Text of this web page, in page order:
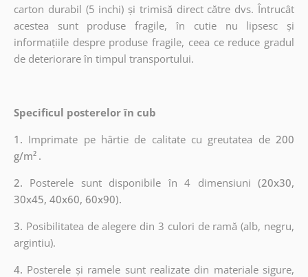
carton durabil (5 inchi) și trimisă direct către dvs. Întrucât
acestea sunt produse fragile, în cutie nu lipsesc și
informațiile despre produse fragile, ceea ce reduce gradul
de deteriorare în timpul transportului.
Specificul posterelor în cub
1. Imprimate pe hârtie de calitate cu greutatea de200
g/m² .
2. Posterele sunt disponibile în 4 dimensiuni (20x30,
30x45, 40x60, 60x90).
3. Posibilitatea de alegere din 3 culori de ramă (alb, negru,
argintiu).
4. Posterele și ramele sunt realizate din materiale sigure,